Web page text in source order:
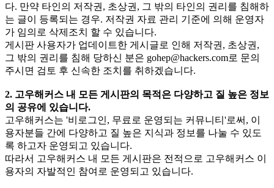
다. 만약 타인의 저작권, 초상권, 그 밖의 타인의 권리를 침해하
는 글이 등록되는 경우. 저작권 자료 관리 기준에 의해 운영자
가 임의로 삭제조치 할 수 있습니다.
게시판 사용자가 업데이트한 게시글로 인해 저작권, 초상권,
그 밖의 권리를 침해 당하신 분은 gohep@hackers.com로 문의
주시면 검토 후 신속한 조치를 취하겠습니다.
2. 고우해커스 내 모든 게시판의 목적은 다양하고 질 높은 정보
의 공유에 있습니다.
고우해커스는 '비로그인, 무료로 운영되는 커뮤니티'로써, 이
용자분들 간에 다양하고 질 높은 지식과 정보를 나눌 수 있도
록 하고자 운영되고 있습니다.
따라서 고우해커스 내 모든 게시판은 전적으로 고우해커스 이
용자의 자발적인 참여로 운영되고 있습니다.